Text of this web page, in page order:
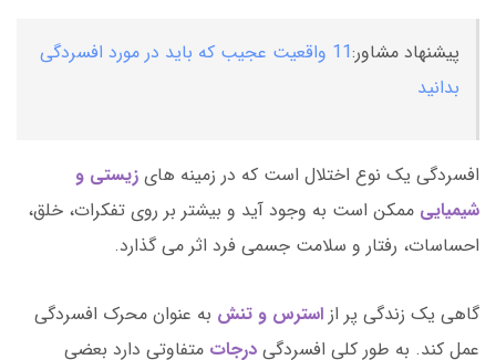
پیشنهاد مشاور:
11 واقعیت عجیب که باید در مورد افسردگی
بدانید
افسردگی یک نوع اختلال است که در زمینه های زیستی و
شیمیایی ممکن است به وجود آید و بیشتر بر روی تفکرات، خلق،
احساسات، رفتار و سلامت جسمی فرد اثر می گذارد.
گاهی یک زندگی پر از استرس و تنش به عنوان محرک افسردگی
عمل کند. به طور کلی افسردگی درجات متفاوتی دارد بعضی